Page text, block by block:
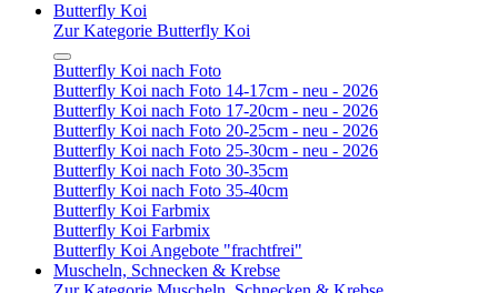
Butterfly Koi
Zur Kategorie Butterfly Koi
Butterfly Koi nach Foto
Butterfly Koi nach Foto 14-17cm - neu - 2026
Butterfly Koi nach Foto 17-20cm - neu - 2026
Butterfly Koi nach Foto 20-25cm - neu - 2026
Butterfly Koi nach Foto 25-30cm - neu - 2026
Butterfly Koi nach Foto 30-35cm
Butterfly Koi nach Foto 35-40cm
Butterfly Koi Farbmix
Butterfly Koi Farbmix
Butterfly Koi Angebote "frachtfrei"
Muscheln, Schnecken & Krebse